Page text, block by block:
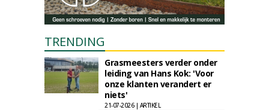
TRENDING
Grasmeesters verder onder
leiding van Hans Kok: 'Voor
onze klanten verandert er
niets'
21-07-2026 | ARTIKEL